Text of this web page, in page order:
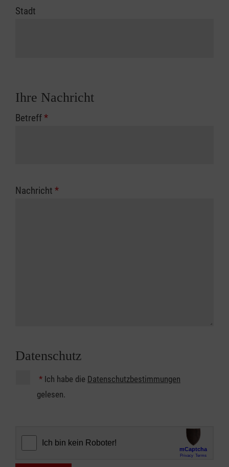
Stadt
Ihre Nachricht
Betreff*
Nachricht *
Datenschutz
* Ich habe die Datenschutzbestimmungen
gelesen.